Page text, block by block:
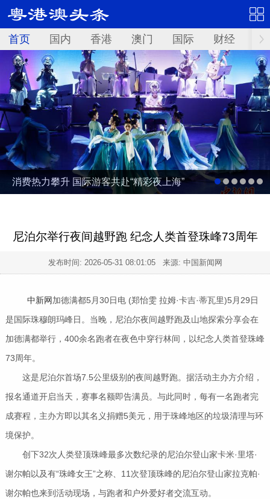
首页 国内 香港 澳门 国际 财经 资
消费热力攀升 国际游客共赴“精彩夜上海”
尼泊尔举行夜间越野跑 纪念人类首登珠峰73周年
发布时间: 2026-05-31 08:01:05来源: 中国新闻网
中新网加德满都5月30日电 (郑怡雯 拉姆·卡吉·蒂瓦里)5月29日
是国际珠穆朗玛峰日。当晚，尼泊尔夜间越野跑及山地探索分享会在
加德满都举行，400余名跑者在夜色中穿行林间，以纪念人类首登珠峰
73周年。
这是尼泊尔首场7.5公里级别的夜间越野跑。据活动主办方介绍，
报名通道开启当天，赛事名额即告满员。与此同时，每有一名跑者完
成赛程，主办方即以其名义捐赠5美元，用于珠峰地区的垃圾清理与环
境保护。
创下32次人类登顶珠峰最多次数纪录的尼泊尔登山家卡米·里塔·
谢尔帕以及有“珠峰女王”之称、11次登顶珠峰的尼泊尔登山家拉克帕·
谢尔帕也来到活动现场，与跑者和户外爱好者交流互动。